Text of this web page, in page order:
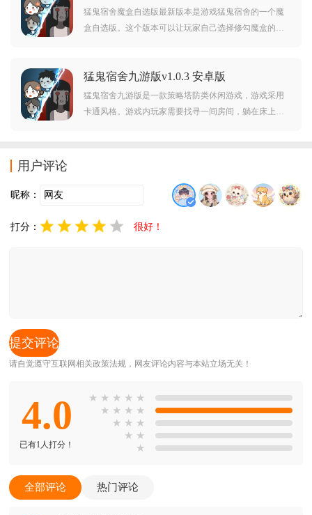
版
猛鬼宿舍魔盒自选版最新版本是游戏猛鬼宿舍的一个魔
盒自选版。这个版本可以让玩家自己选择修勾魔盒的数
闯关，守护好宿舍大门，这个版本十分受欢迎，任何工
具都可以在盲盒中自己选择，不用看脸色了，喜欢这个
版本的朋友快
猛鬼宿舍九游版v1.0.3 安卓版
猛鬼宿舍九游版是一款策略塔防类休闲游戏，游戏采用
卡通风格。游戏内玩家需要找寻一间房间，躺在床上发
用户评论
昵称：
打分： 很好！
请自觉遵守互联网相关政策法规，网友评论内容与本站立场无关！
4.0
已有1人打分！
★ ★ ★ ★ ★
★ ★ ★ ★
★ ★ ★
★ ★
★
全部评论 热门评论